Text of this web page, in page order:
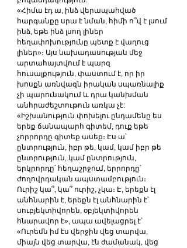
«Հիմա էդ ա, ինձ վերապահված
հարգանքը սրա է նման, հիմի ո՞վ է լսում
ինձ, եթե ինձ լսող լիներ
հեղափոխությունը պետք է վաղուց
լիներ»։ Այս նախադասության մեջ
արտահայտվում է պարզ
հուսալքություն, փաստում է, որ իր
խոսքն առնվազն իրական սպառնալիք
չի պարունակում և դրա կանխման
անհրաժեշտութուն առկա չէ:
«Իշխանություն փոխելու ընդամենը ես
երեք ճանապարհ գիտեմ, դուք եթե
չորրորդը գիտեք ասեք։ Էս ա՝
ընտրություն, իբր թե, կամ, կամ իբր թե
ընտրություն, կամ ընտրություն,
երկրորդը՝ հեղաշրջում, երրորդը՝
ժողովրդական ապստամբություն։
Ուրիշ կա՞, կա՞ ուրիշ, չկա։ Է, երեքն էլ
անհնարին է, երեքն էլ անհնարին է՝
սուբյեկտիվորեն, օբյեկտիվորեն
հնարավոր է», ապա ավելացրել է՝
«Ուրեմն իմ էս վերջին վեց տարվա,
միայն վեց տարվա, էն ժամանակ, վեց